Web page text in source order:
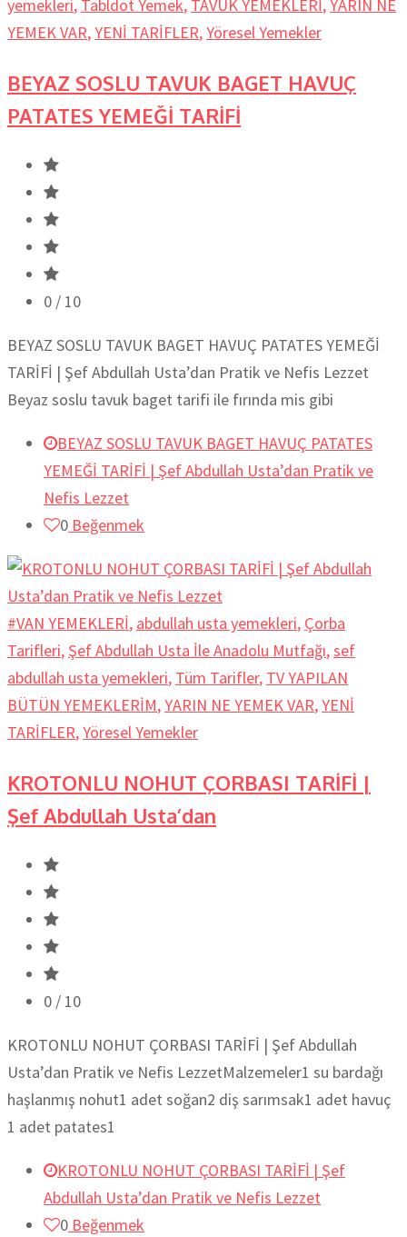
yemekleri, Tabldot Yemek, TAVUK YEMEKLERİ,YARIN NE
YEMEK VAR,YENİ TARİFLER,Yöresel Yemekler
BEYAZ SOSLU TAVUK BAGET HAVUÇ
PATATES YEMEĞİ TARİFİ
0 / 10
BEYAZ SOSLU TAVUK BAGET HAVUÇ PATATES YEMEĞİ
TARİFİ | Şef Abdullah Usta’dan Pratik ve Nefis Lezzet
Beyaz soslu tavuk baget tarifi ile fırında mis gibi
BEYAZ SOSLU TAVUK BAGET HAVUÇ PATATES
YEMEĞİ TARİFİ | Şef Abdullah Usta’dan Pratik ve
Nefis Lezzet
0 Beğenmek
#VAN YEMEKLERİ, abdullah usta yemekleri, Çorba
Tarifleri, Şef Abdullah Usta İle Anadolu Mutfağı,sef
abdullah usta yemekleri, Tüm Tarifler, TV YAPILAN
BÜTÜN YEMEKLERİM,YARIN NE YEMEK VAR,YENİ
TARİFLER,Yöresel Yemekler
KROTONLU NOHUT ÇORBASI TARİFİ |
Şef Abdullah Usta’dan
0 / 10
KROTONLU NOHUT ÇORBASI TARİFİ | Şef Abdullah
Usta’dan Pratik ve Nefis LezzetMalzemeler1 su bardağı
haşlanmış nohut1 adet soğan2 diş sarımsak1 adet havuç
1 adet patates1
KROTONLU NOHUT ÇORBASI TARİFİ | Şef
Abdullah Usta’dan Pratik ve Nefis Lezzet
0 Beğenmek